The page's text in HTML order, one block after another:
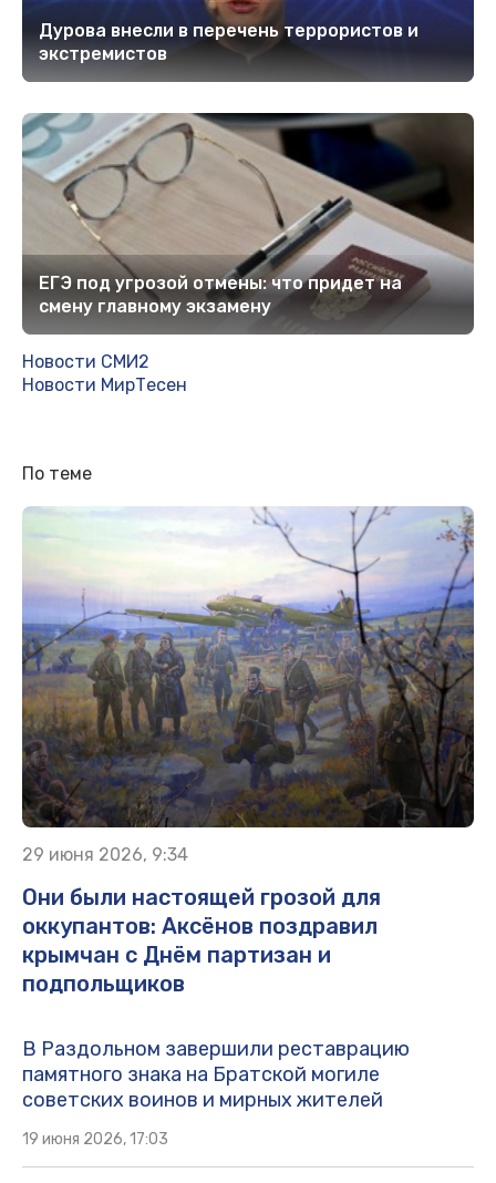
Дурова внесли в перечень террористов и
экстремистов
ЕГЭ под угрозой отмены: что придет на
смену главному экзамену
Новости СМИ2
Новости МирТесен
По теме
29 июня 2026, 9:34
Они были настоящей грозой для
оккупантов: Аксёнов поздравил
крымчан с Днём партизан и
подпольщиков
В Раздольном завершили реставрацию
памятного знака на Братской могиле
советских воинов и мирных жителей
19 июня 2026, 17:03